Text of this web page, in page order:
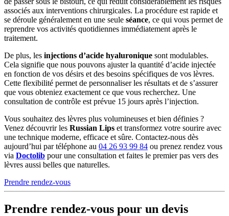
associés aux interventions chirurgicales. La procédure est rapide et
se déroule généralement en une seule séance, ce qui vous permet de
reprendre vos activités quotidiennes immédiatement après le
traitement.
De plus, les injections d’acide hyaluronique sont modulables.
Cela signifie que nous pouvons ajuster la quantité d’acide injectée
en fonction de vos désirs et des besoins spécifiques de vos lèvres.
Cette flexibilité permet de personnaliser les résultats et de s’assurer
que vous obteniez exactement ce que vous recherchez. Une
consultation de contrôle est prévue 15 jours après l’injection.
Vous souhaitez des lèvres plus volumineuses et bien définies ?
Venez découvrir les Russian Lips et transformez votre sourire avec
une technique moderne, efficace et sûre. Contactez-nous dès
aujourd’hui par téléphone au 04 26 93 99 84 ou prenez rendez vous
via Doctolib pour une consultation et faites le premier pas vers des
lèvres aussi belles que naturelles.
Prendre rendez-vous
Prendre rendez-vous pour un devis